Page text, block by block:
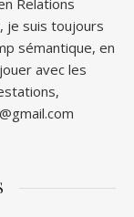
Relations
je suis toujours
sémantique, en
avec les